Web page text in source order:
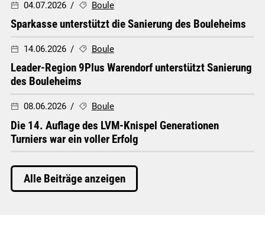
04.07.2026 Boule
Sparkasse unterstützt die Sanierung des Bouleheims
14.06.2026 Boule
Leader-Region 9Plus Warendorf unterstützt Sanierung
des Bouleheims
08.06.2026 Boule
Die 14. Auflage des LVM-Knispel Generationen
Turniers war ein voller Erfolg
Alle Beiträge anzeigen